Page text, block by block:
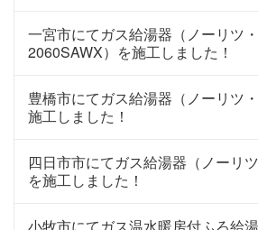
一宮市にてガス給湯器（ノーリツ
2060SAWX）を施工しました！
豊橋市にてガス給湯器（ノーリツ
施工しました！
四日市市にてガス給湯器（ノーリ
を施工しました！